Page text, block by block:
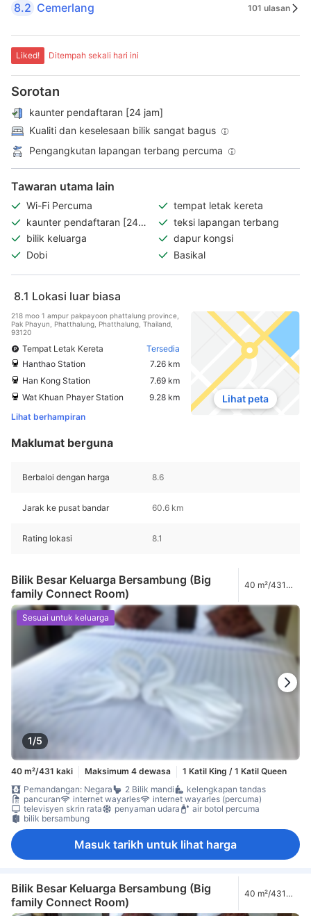
8.2 Cemerlang 101 ulasan
Liked! Ditempah sekali hari ini
Sorotan
kaunter pendaftaran [24 jam]
Kualiti dan keselesaan bilik sangat bagus
Pengangkutan lapangan terbang percuma
Tawaran utama lain
Wi-Fi Percuma
tempat letak kereta
kaunter pendaftaran [24
jam]
teksi lapangan terbang
bilik keluarga
dapur kongsi
Dobi
Basikal
8.1 Lokasi luar biasa
218 moo 1 ampur pakpayoon phattalung province,
Pak Phayun, Phatthalung, Phatthalung, Thailand,
93120
Tempat Letak Kereta
Tersedia
Hanthao Station
7.26 km
Han Kong Station
7.69 km
Wat Khuan Phayer Station
9.28 km
Lihat berhampiran
Lihat peta
Maklumat berguna
Berbaloi dengan harga 8.6
Jarak ke pusat bandar 60.6 km
Rating lokasi 8.1
Bilik Besar Keluarga Bersambung (Big
family Connect Room)
40 m²/431
1/5
Sesuai untuk keluarga
40 m²/431 kaki Maksimum 4 dewasa
1 Katil King / 1 Katil Queen
Pemandangan: Negara
2 Bilik mandi
kelengkapan tandas
pancuran
internet wayarles
internet wayarles (percuma)
televisyen skrin rata
penyaman udara
air botol percuma
bilik bersambung
Masuk tarikh untuk lihat harga
Bilik Besar Keluarga Bersambung (Big
family Connect Room)
40 m²/431